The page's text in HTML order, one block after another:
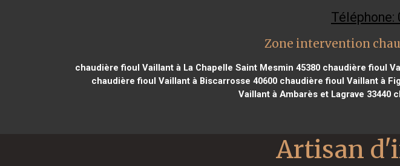
Téléphone:
Zone intervention
chaudière fioul Vaillant à La Chapelle Saint Mesmin 45380 chaudière fioul
chaudière fioul Vaillant à Biscarrosse 40600 chaudière fioul Vaillant à
Vaillant à Ambarès et Lagrave 33440
Artisan